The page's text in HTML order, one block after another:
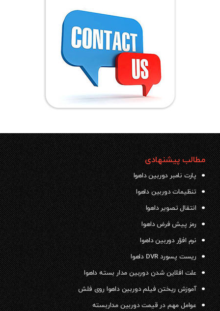
مطالب پیشنهادی
پارت نامبر دوربین داهوا
تنظیمات دوربین داهوا
انتقال تصویر داهوا
رمز پیش فرض داهوا
نرم افزار دوربین داهوا
ریست پسورد DVR داهوا
علت افلاین شدن دوربین مدار بسته داهوا
آموزش ریختن فیلم دوربین داهوا روی فلش
عوامل مهم در قیمت دوربین مداربسته